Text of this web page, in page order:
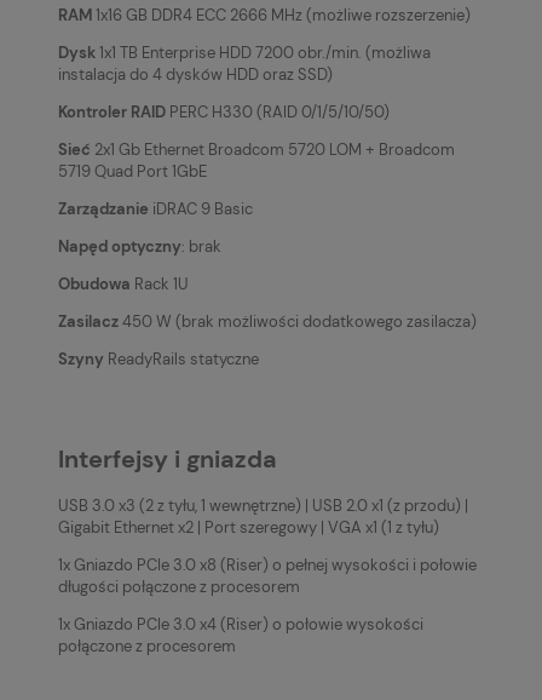
RAM1x16 GB DDR4 ECC 2666 MHz (możliwe rozszerzenie)
Dysk1x1 TB Enterprise HDD 7200 obr./min. (możliwa
instalacja do 4 dysków HDD oraz SSD)
Kontroler RAID PERC H330 (RAID 0/1/5/10/50)
Sieć 2x1 Gb Ethernet Broadcom 5720 LOM + Broadcom
5719 Quad Port 1GbE
Zarządzanie iDRAC 9 Basic
Napęd optyczny: brak
Obudowa Rack 1U
Zasilacz450 W (brak możliwości dodatkowego zasilacza)
Szyny ReadyRails statyczne
Interfejsy i gniazda
USB 3.0 x3 (2 z tyłu, 1 wewnętrzne) | USB 2.0 x1 (z przodu) |
Gigabit Ethernet x2 | Port szeregowy | VGA x1 (1 z tyłu)
1x Gniazdo PCIe 3.0 x8 (Riser) o pełnej wysokości i połowie
długości połączone z procesorem
1x Gniazdo PCIe 3.0 x4 (Riser) o połowie wysokości
połączone z procesorem